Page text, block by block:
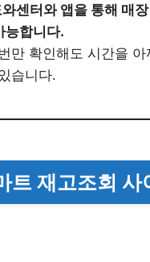
센터와 앱을 통해 매
능합니다.
만 확인해도 시간을 아
습니다.
트 재고조회 사